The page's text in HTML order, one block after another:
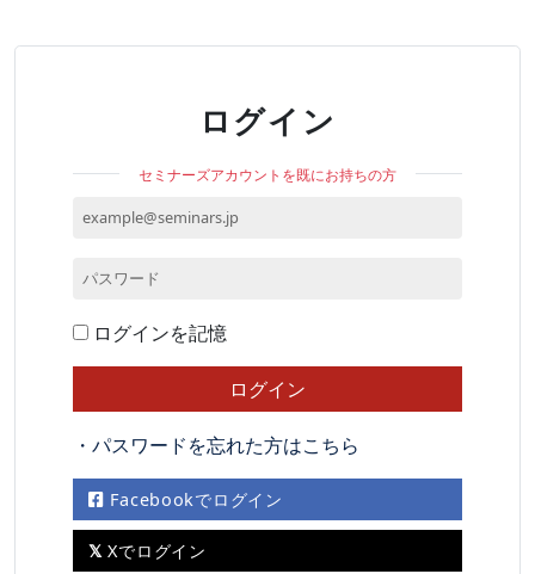
ログイン
セミナーズアカウントを既にお持ちの方
ログインを記憶
・パスワードを忘れた方はこちら
Facebookでログイン
Xでログイン